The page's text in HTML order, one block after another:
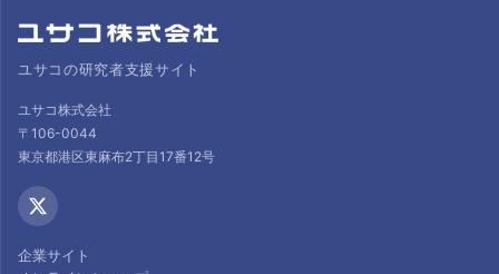
ユサコの研究者支援サイト
ユサコ株式会社
〒106-0044
東京都港区東麻布2丁目17番12号
企業サイト